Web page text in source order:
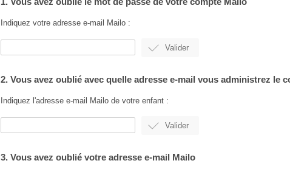
Indiquez votre adresse e-mail Mailo :
2. Vous avez oublié avec quelle adresse e-mail vous administrez le
Indiquez l'adresse e-mail Mailo de votre enfant :
3. Vous avez oublié votre adresse e-mail Mailo